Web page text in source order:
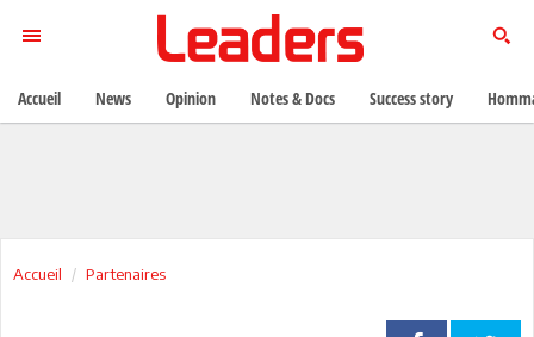
Accueil Partenaires
Accueil News Opinion Notes & Docs Success story